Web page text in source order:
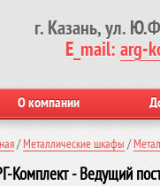
г. Казань, ул.
E_mail:arg-
О компании
/ Металлические шкафы /
Комплект - Ведущий